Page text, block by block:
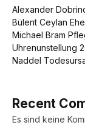
Alexander
Bülent Ceylan
Michael Bram
Uhrenunstellung
Naddel
Recent
Es sind keine